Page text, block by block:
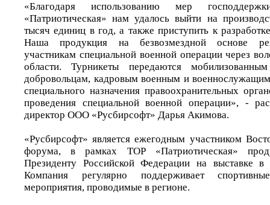
«Благодаря использованию мер
«Патриотическая» нам удалось выйти на
тысяч единиц в год, а также приступить к
Наша продукция на безвозмездной основе
участникам специальной военной операции через
области. Турникеты передаются
добровольцам, кадровым военным и военнослужащим
специального назначения правоохранительных
проведения специальной военной операции», -
директор ООО «Русбирсофт» Дарья Акимова.
«Русбирсофт» является ежегодным участником
форума, в рамках ТОР «Патриотическая»
Президенту Российской Федерации на выставке
Компания регулярно поддерживает
мероприятия, проводимые в регионе.